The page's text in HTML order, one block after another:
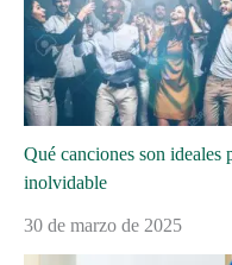
Qué canciones son ideales
inolvidable
30 de marzo de 2025